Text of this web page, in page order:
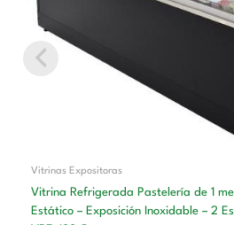
Vitrinas Expositoras
Vitrina Refrigerada Pastelería de 1
Estático – Exposición Inoxidable – 2